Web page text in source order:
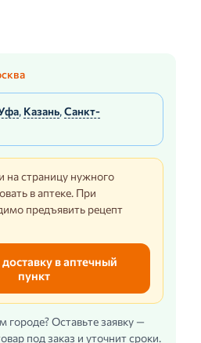
, Казань,Санкт-
на страницу нужного
в аптеке. При
предъявить рецепт
доставку в аптечный
пункт
городе? Оставьте заявку —
под заказ и уточнит сроки.